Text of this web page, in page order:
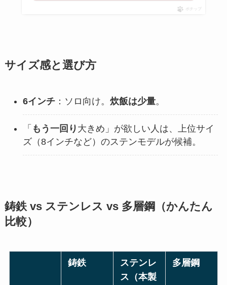
ポチップ
サイズ感と選び方
6インチ：ソロ向け。 炊飯は少量。
「 もう一回り 大きめ」が欲しい人は、上位サイ
ズ（8インチなど）のステンモデルが候補。
鋳鉄 vs ステンレス vs 多層鋼（かんたん
比較）
鋳鉄
ステンレ
ス（本製
多層鋼